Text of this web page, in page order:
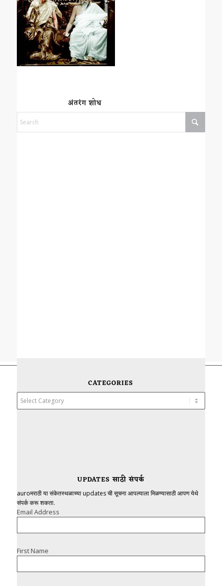
अंतरंग शोध
CATEGORIES
Categories
UPDATES साठी संपर्क
auroमराठी या संकेतस्थळाच्या updates ची सूचना आपल्याला मिळण्यासाठी आपण येथे
संपर्क करू शकता.
Email Address
First Name